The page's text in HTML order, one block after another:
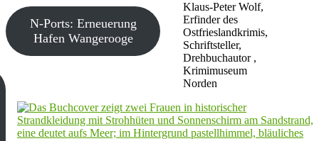
Klaus-Peter Wolf,
Erfinder des
Ostfrieslandkrimis,
Schriftsteller,
Drehbuchautor ,
Krimimuseum
Norden
N-Ports: Erneuerung
Hafen Wangerooge